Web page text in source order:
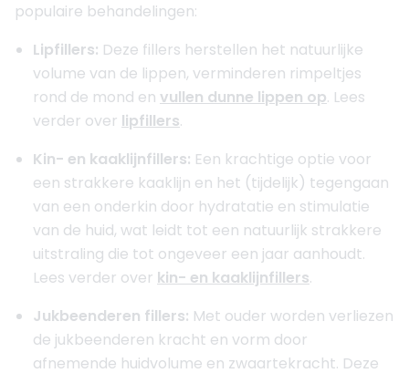
populaire behandelingen:
Lipfillers: Deze fillers herstellen het natuurlijke
volume van de lippen, verminderen rimpeltjes
rond de mond en vullen dunne lippen op. Lees
verder over lipfillers.
Kin- en kaaklijnfillers: Een krachtige optie voor
een strakkere kaaklijn en het (tijdelijk) tegengaan
van een onderkin door hydratatie en stimulatie
van de huid, wat leidt tot een natuurlijk strakkere
uitstraling die tot ongeveer een jaar aanhoudt.
Lees verder over kin- en kaaklijnfillers.
Jukbeenderen fillers: Met ouder worden verliezen
de jukbeenderen kracht en vorm door
afnemende huidvolume en zwaartekracht. Deze